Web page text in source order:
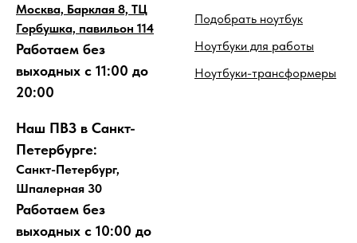
Москва, Барклая 8, ТЦ
Горбушка, павильон 114
Работаем без
выходных с 11:00 до
20:00
Наш ПВЗ в Санкт-
Петербурге:
Санкт-Петербург,
Шпалерная 30
Работаем без
выходных с 10:00 до
Подобрать ноутбук
Ноутбуки для работы
Ноутбуки-трансформеры